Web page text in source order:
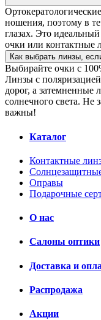
ношения, поэтому в
глазах. Это
очки или контактные
Как выбрать линзы,
Выбирайте очки с
Линзы с
дорог, а затемненные
солнечного света. Не
важны!
Каталог
Контактные
Оправы
Подарочные
О нас
Салоны оптики
Доставка и
Распродажа
Акции